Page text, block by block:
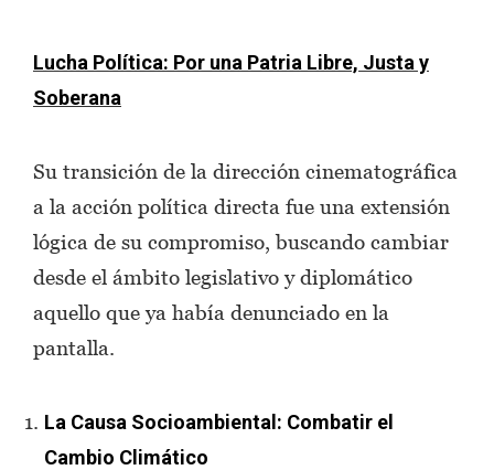
Lucha Política: Por una Patria Libre, Justa y
Soberana
Su transición de la dirección cinematográfica
a la acción política directa fue una extensión
lógica de su compromiso, buscando cambiar
desde el ámbito legislativo y diplomático
aquello que ya había denunciado en la
pantalla.
La Causa Socioambiental: Combatir el
Cambio Climático